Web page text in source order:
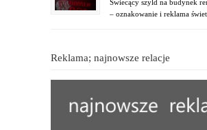
Świecący szyld na budynek
– oznakowanie i reklama
Reklama; najnowsze relacje